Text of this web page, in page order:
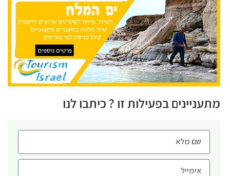
מתעניינים בפעילות זו ? כיתבו לנו